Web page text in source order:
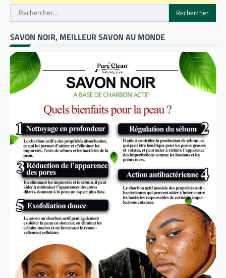
Rechercher :
SAVON NOIR, MEILLEUR SAVON AU MONDE